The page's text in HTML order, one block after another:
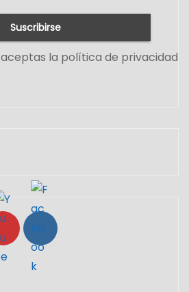
aceptas la política de privacidad